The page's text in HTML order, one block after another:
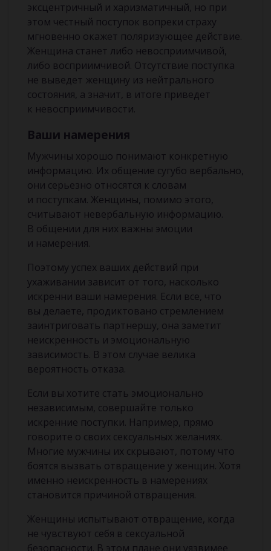
эксцентричный и харизматичный, но при
этом честный поступок вопреки страху
мгновенно окажет поляризующее действие.
Женщина станет либо невосприимчивой,
либо восприимчивой. Отсутствие поступка
не выведет женщину из нейтрального
состояния, а значит, в итоге приведет
к невосприимчивости.
Ваши намерения
Мужчины хорошо понимают конкретную
информацию. Их общение сугубо вербально,
они серьезно относятся к словам
и поступкам. Женщины, помимо этого,
считывают невербальную информацию.
В общении для них важны эмоции
и намерения.
Поэтому успех ваших действий при
ухаживании зависит от того, насколько
искренни ваши намерения. Если все, что
вы делаете, продиктовано стремлением
заинтриговать партнершу, она заметит
неискренность и эмоциональную
зависимость. В этом случае велика
вероятность отказа.
Если вы хотите стать эмоционально
независимым, совершайте только
искренние поступки. Например, прямо
говорите о своих сексуальных желаниях.
Многие мужчины их скрывают, потому что
боятся вызвать отвращение у женщин. Хотя
именно неискренность в намерениях
становится причиной отвращения.
Женщины испытывают отвращение, когда
не чувствуют себя в сексуальной
безопасности. В этом плане они уязвимее